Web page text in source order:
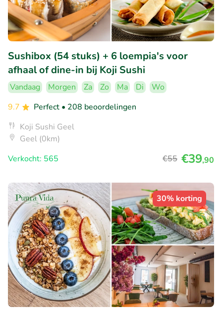
Sushibox (54 stuks) + 6 loempia's voor
afhaal of dine-in bij Koji Sushi
Vandaag Morgen Za Zo Ma Di
Wo
9.7
Perfect • 208 beoordelingen
Koji Sushi Geel
Geel (0km)
Verkocht: 565
€55 €39,90
30% korting